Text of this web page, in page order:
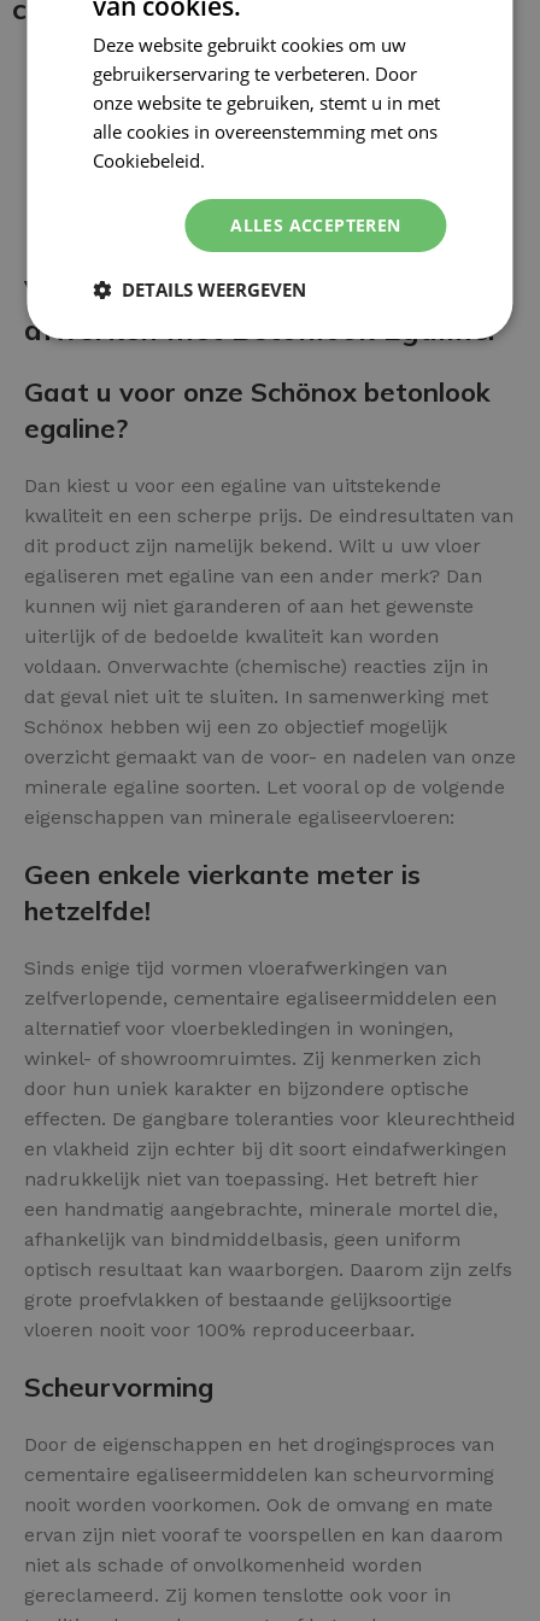
coating:
Voor- en nadelen van het
afwerken met Betonlook Egaline:
Gaat u voor onze Schönox betonlook
egaline?
Dan kiest u voor een egaline van uitstekende
kwaliteit en een scherpe prijs. De eindresultaten van
dit product zijn namelijk bekend. Wilt u uw vloer
egaliseren met egaline van een ander merk? Dan
kunnen wij niet garanderen of aan het gewenste
uiterlijk of de bedoelde kwaliteit kan worden
voldaan. Onverwachte (chemische) reacties zijn in
dat geval niet uit te sluiten. In samenwerking met
Schönox hebben wij een zo objectief mogelijk
overzicht gemaakt van de voor- en nadelen van onze
minerale egaline soorten. Let vooral op de volgende
eigenschappen van minerale egaliseervloeren:
Geen enkele vierkante meter is
hetzelfde!
Sinds enige tijd vormen vloerafwerkingen van
zelfverlopende, cementaire egaliseermiddelen een
alternatief voor vloerbekledingen in woningen,
winkel- of showroomruimtes. Zij kenmerken zich
door hun uniek karakter en bijzondere optische
effecten. De gangbare toleranties voor kleurechtheid
en vlakheid zijn echter bij dit soort eindafwerkingen
nadrukkelijk niet van toepassing. Het betreft hier
een handmatig aangebrachte, minerale mortel die,
afhankelijk van bindmiddelbasis, geen uniform
optisch resultaat kan waarborgen. Daarom zijn zelfs
grote proefvlakken of bestaande gelijksoortige
vloeren nooit voor 100% reproduceerbaar.
Scheurvorming
Door de eigenschappen en het drogingsproces van
cementaire egaliseermiddelen kan scheurvorming
nooit worden voorkomen. Ook de omvang en mate
ervan zijn niet vooraf te voorspellen en kan daarom
niet als schade of onvolkomenheid worden
gereclameerd. Zij komen tenslotte ook voor in
Deze website gebruikt cookies om uw
gebruikerservaring te verbeteren. Door
onze website te gebruiken, stemt u in met
alle cookies in overeenstemming met ons
Cookiebeleid.
ALLES ACCEPTEREN
DETAILS WEERGEVEN